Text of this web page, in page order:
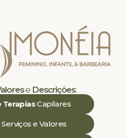
e Descrições:
TerapiasCapilares
e Valores